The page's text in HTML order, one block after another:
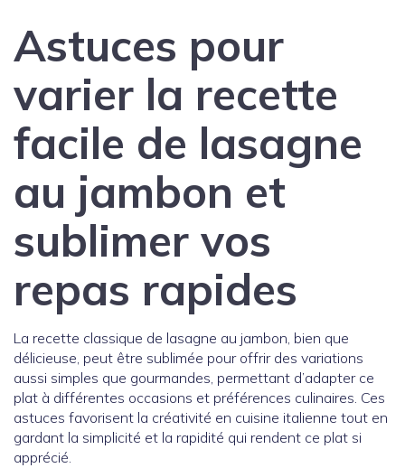
Astuces pour
varier la recette
facile de lasagne
au jambon et
sublimer vos
repas rapides
La recette classique de lasagne au jambon, bien que
délicieuse, peut être sublimée pour offrir des variations
aussi simples que gourmandes, permettant d’adapter ce
plat à différentes occasions et préférences culinaires. Ces
astuces favorisent la créativité en cuisine italienne tout en
gardant la simplicité et la rapidité qui rendent ce plat si
apprécié.